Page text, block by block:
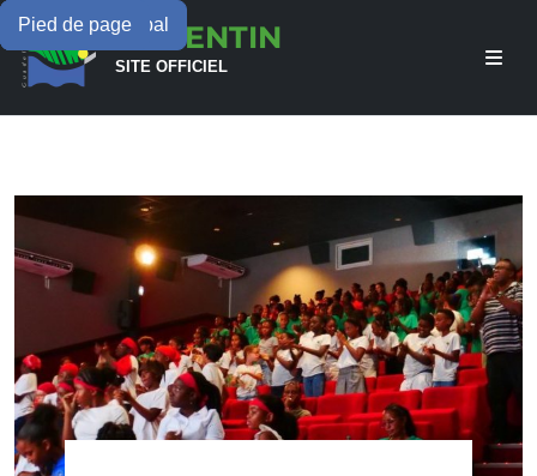
Menu principal
Contenu principal
Pied de pageLAMENTIN
SITE OFFICIEL